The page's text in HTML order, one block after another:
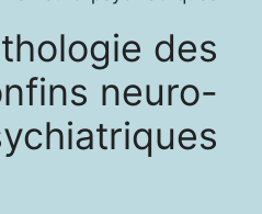
des
neuro-